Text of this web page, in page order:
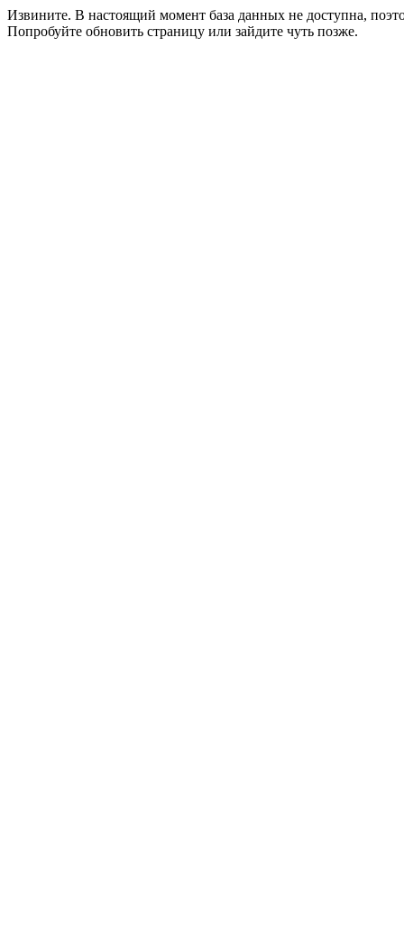
Извините. В настоящий момент база данных не доступна,
Попробуйте обновить страницу или зайдите чуть позже.